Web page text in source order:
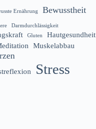
Ernährung Bewusstheit
Darmdurchlässigkeit
Gluten Hautgesundheit
Muskelabbau
Stress